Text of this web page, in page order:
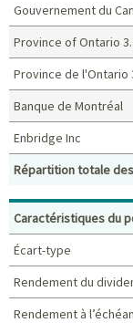
Principaux titres
Gouvernement du
Province of Ontario
Province de l'Ontario
Banque de Montréal
Enbridge Inc
Répartition totale
Caractéristiques du
Écart-type
Rendement du
Rendement à